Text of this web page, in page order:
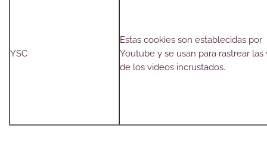
YSC
Estas cookies son establecidas por
Youtube y se usan para rastrear las
de los videos incrustados.